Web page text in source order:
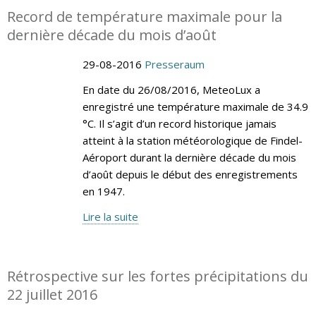
Record de température maximale pour la
dernière décade du mois d’août
29-08-2016 Presseraum
En date du 26/08/2016, MeteoLux a
enregistré une température maximale de 34.9
°C. Il s’agit d’un record historique jamais
atteint à la station météorologique de Findel-
Aéroport durant la dernière décade du mois
d’août depuis le début des enregistrements
en 1947.
Lire la suite
Rétrospective sur les fortes précipitations du
22 juillet 2016